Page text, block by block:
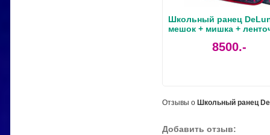
Школьный ранец
мешок + мишка +
8500.-
Отзывы о Школьный ранец
Добавить отзыв: